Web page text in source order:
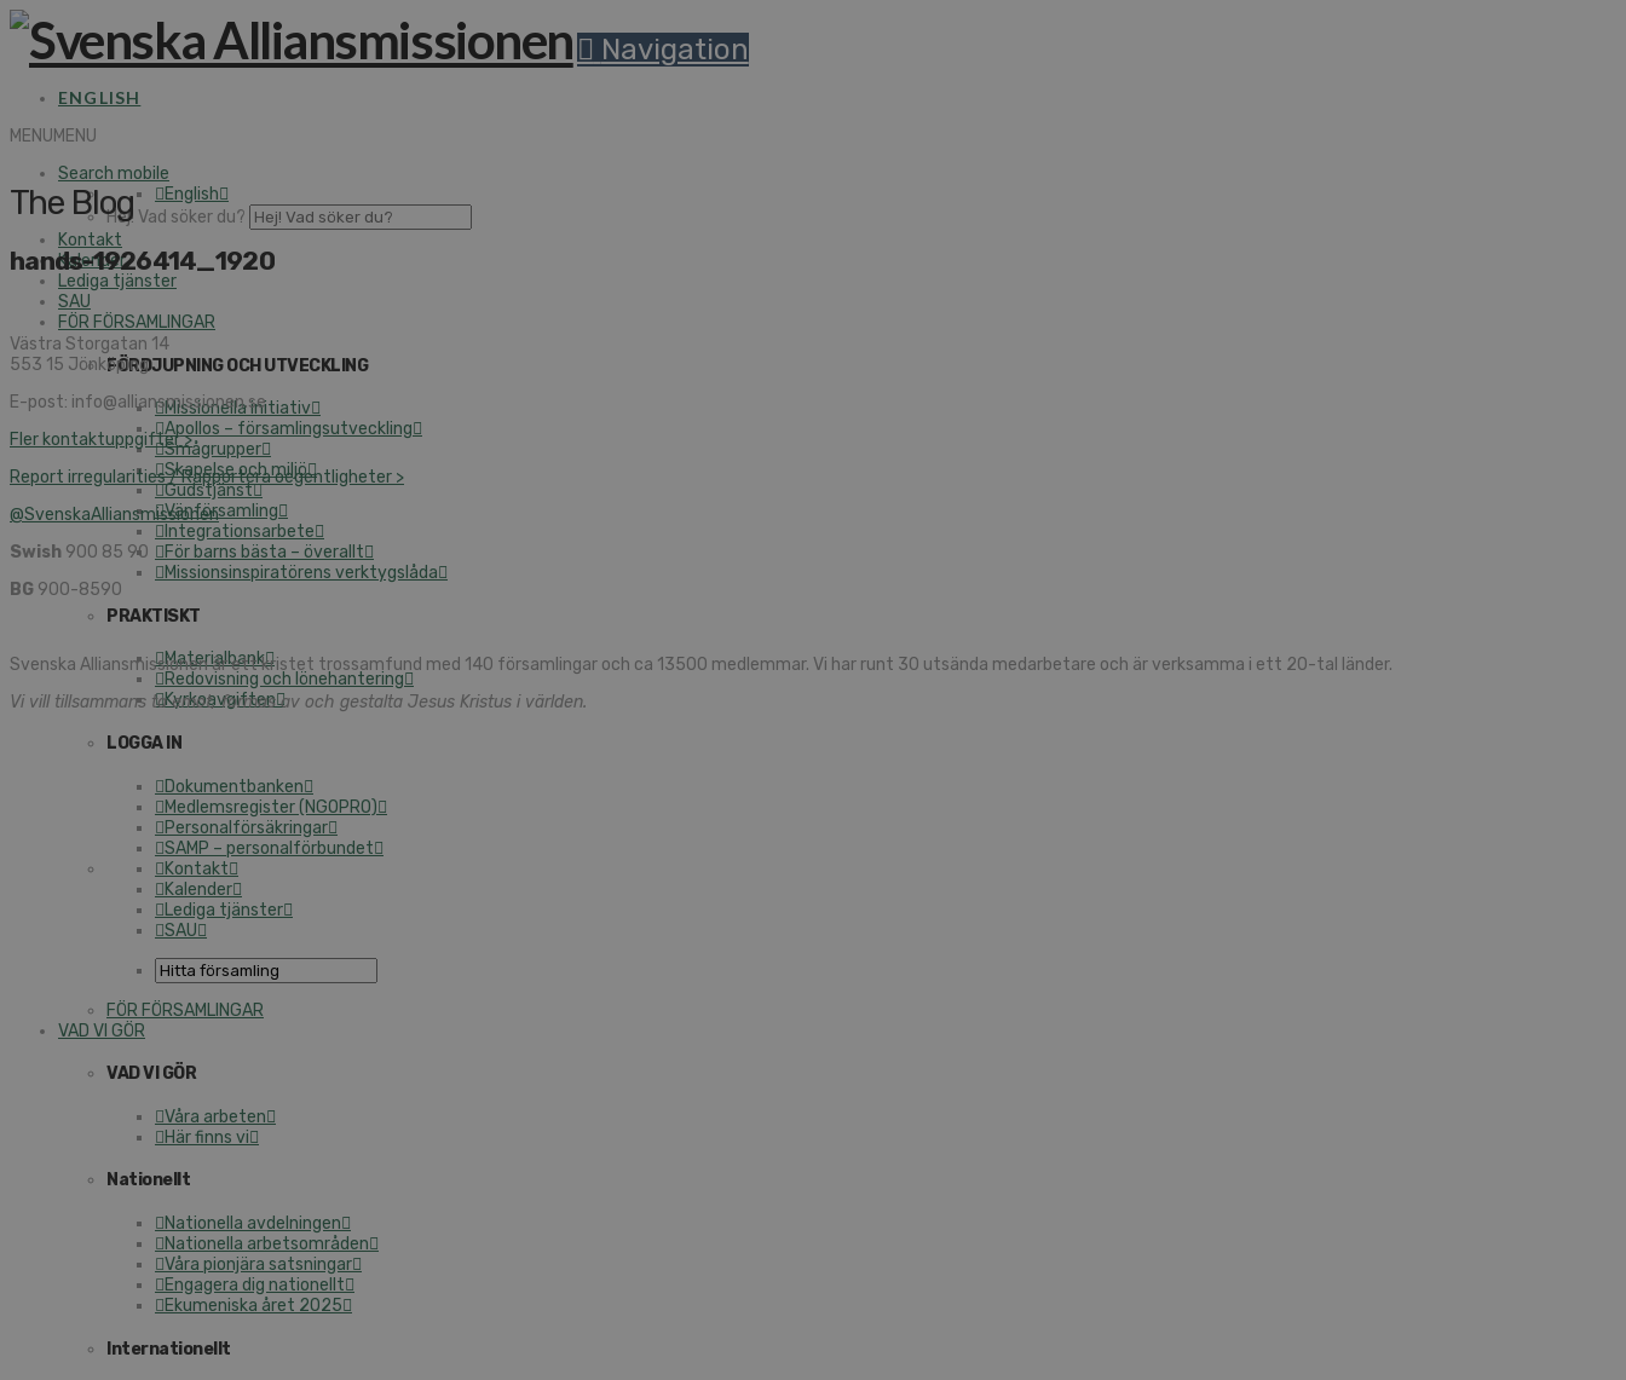
Navigation
ENGLISH
MENUMENU
Search mobile
English
Hej! Vad söker du?
Kontakt
Kalender
Lediga tjänster
SAU
FÖR FÖRSAMLINGAR
FÖRDJUPNING OCH UTVECKLING
Missionella initiativ
Apollos – församlingsutveckling
Smågrupper
Skapelse och miljö
Gudstjänst
Vänförsamling
Integrationsarbete
För barns bästa – överallt
Missionsinspiratörens verktygslåda
PRAKTISKT
Materialbank
Redovisning och lönehantering
Kyrkoavgiften
LOGGA IN
Dokumentbanken
Medlemsregister (NGOPRO)
Personalförsäkringar
SAMP – personalförbundet
Kontakt
Kalender
Lediga tjänster
SAU
FÖR FÖRSAMLINGAR
VAD VI GÖR
VAD VI GÖR
Våra arbeten
Här finns vi
Nationellt
Nationella avdelningen
Nationella arbetsområden
Våra pionjära satsningar
Engagera dig nationellt
Ekumeniska året 2025
Internationellt
The Blog
hands-1926414_1920
Västra Storgatan 14
553 15 Jönköping
E-post: info@alliansmissionen.se
Fler kontaktuppgifter >
Report irregularities / Rapportera oegentligheter >
@SvenskaAlliansmissionen
Swish 900 85 90
BG 900-8590
Svenska Alliansmissionen är ett kristet trossamfund med 140 församlingar och ca 13500 medlemmar. Vi har runt 30 utsända medarbetare och är verksamma i ett 20-tal länder.
Vi vill tillsammans ta emot, formas av och gestalta Jesus Kristus i världen.